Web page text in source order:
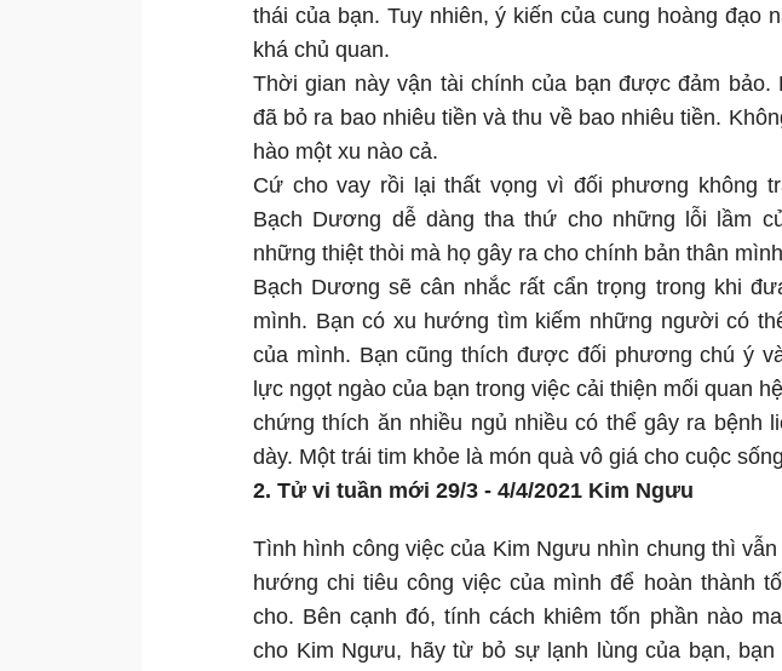
thái của bạn. Tuy nhiên, ý kiến của cung hoàng đạo
khá chủ quan.
Thời gian này vận tài chính của bạn được đảm bảo.
đã bỏ ra bao nhiêu tiền và thu về bao nhiêu tiền.
hào một xu nào cả.
Cứ cho vay rồi lại thất vọng vì đối phương không
Bạch Dương dễ dàng tha thứ cho những lỗi lầm
những thiệt thòi mà họ gây ra cho chính bản thân
Bạch Dương sẽ cân nhắc rất cẩn trọng trong khi
mình. Bạn có xu hướng tìm kiếm những người có
của mình. Bạn cũng thích được đối phương chú ý
lực ngọt ngào của bạn trong việc cải thiện mối quan
chứng thích ăn nhiều ngủ nhiều có thể gây ra bệnh
dày. Một trái tim khỏe là món quà vô giá cho cuộc
2. Tử vi tuần mới 29/3 - 4/4/2021 Kim Ngưu
Tình hình công việc của Kim Ngưu nhìn chung thì
hướng chi tiêu công việc của mình để hoàn thành
cho. Bên cạnh đó, tính cách khiêm tốn phần nào
cho Kim Ngưu, hãy từ bỏ sự lạnh lùng của bạn,